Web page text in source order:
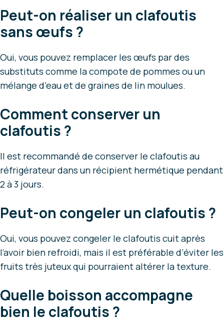
Peut-on réaliser un clafoutis
sans œufs ?
Oui, vous pouvez remplacer les œufs par des
substituts comme la compote de pommes ou un
mélange d’eau et de graines de lin moulues.
Comment conserver un
clafoutis ?
Il est recommandé de conserver le clafoutis au
réfrigérateur dans un récipient hermétique pendant
2 à 3 jours.
Peut-on congeler un clafoutis ?
Oui, vous pouvez congeler le clafoutis cuit après
l’avoir bien refroidi, mais il est préférable d’éviter les
fruits très juteux qui pourraient altérer la texture.
Quelle boisson accompagne
bien le clafoutis ?